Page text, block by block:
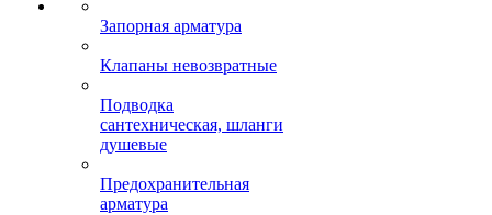
Запорная арматура
Клапаны невозвратные
Подводка
сантехническая, шланги
душевые
Предохранительная
арматура